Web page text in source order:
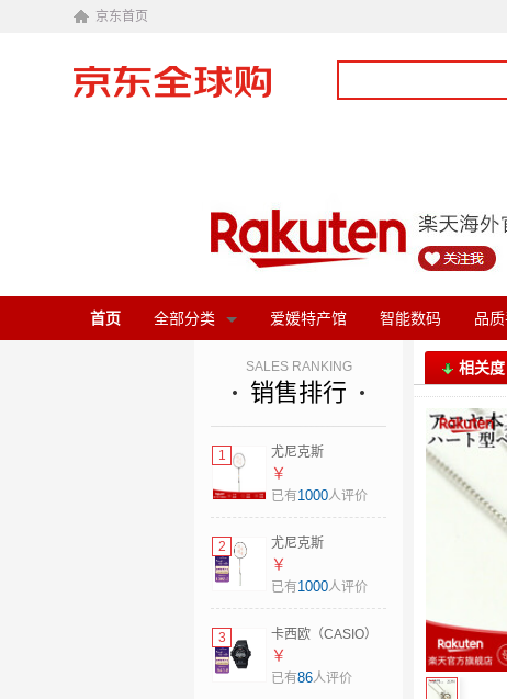
京东首页
首页 全部分类 爱媛特产馆 智能数码 品
SALES RANKING
销售排行
1
尤尼克斯
（YONEX）羽毛球
拍新款疾光NF700P
空拍 日本直邮 新款
2NF700Pro JP版
5U5
￥
已有1000人评价
2
尤尼克斯
（YONEX）羽毛球
拍新款疾光NF700P
空拍 日本直邮 新款
2NF700Pro JP版
5U6
￥
已有1000人评价
3
卡西欧（CASIO）
太阳能电波手表男
士运动腕表G-
￥
已有86人评价
相关度